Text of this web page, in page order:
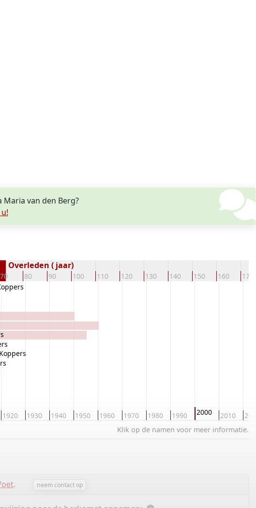
van den Berg?
70 80 90 100 110 120 130 140 150 160 170
Overleden ( jaar)
1920 1930 1940 1950 1960 1970 1980 1990 2000 2010
Klik op de namen voor meer informatie.
. neem contact op